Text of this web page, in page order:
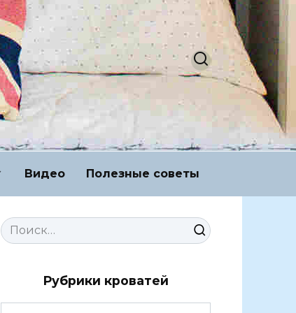
Видео Полезные советы
Search
for:
Рубрики кроватей